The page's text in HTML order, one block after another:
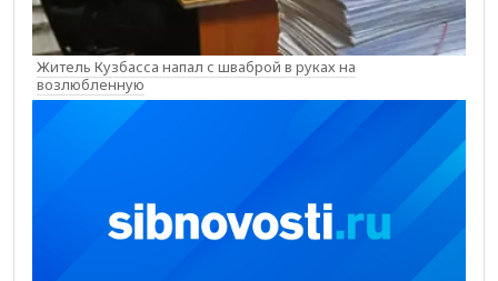
Житель Кузбасса напал с шваброй в руках на
возлюбленную